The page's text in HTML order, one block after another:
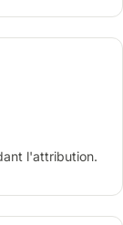
l'attribution.